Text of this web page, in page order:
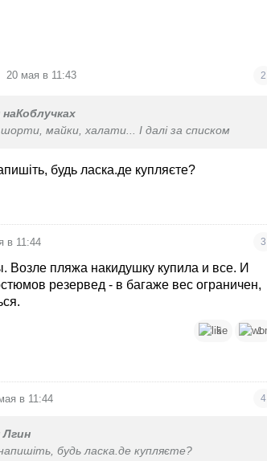
20 мая в 11:43 2
наКоблучках
шорти, майки, халати... І далі за списком
будь ласка.де купляєте?
в 11:44 3
Возле пляжа накидушку купила и все. И
резервед - в багаже вес ограничен,
5 1
в 11:44 4
Лгин
будь ласка.де купляєте?